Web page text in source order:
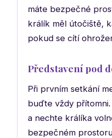
máte bezpečné
králík měl útočiště,
pokud se cítí
Představení pod
Při prvním setkání
buďte vždy
a nechte králíka
bezpečném